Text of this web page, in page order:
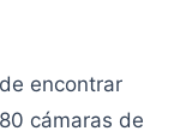
encontrar
cámaras de